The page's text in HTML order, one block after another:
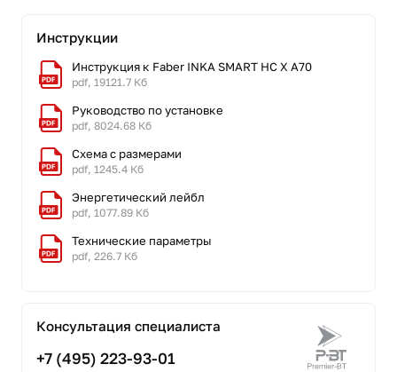
Инструкции
Инструкция к Faber INKA SMART HC X A70
pdf, 19121.7 Кб
Руководство по установке
pdf, 8024.68 Кб
Схема с размерами
pdf, 1245.4 Кб
Энергетический лейбл
pdf, 1077.89 Кб
Технические параметры
pdf, 226.7 Кб
Консультация специалиста
+7 (495) 223-93-01